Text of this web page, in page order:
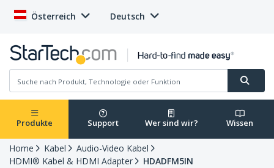
Österreich Deutsch
Produkte Support Wer sind wir? Wissen
Home Kabel
Audio-Video Kabel
HDMI® Kabel & HDMI Adapter
HDADFM5IN